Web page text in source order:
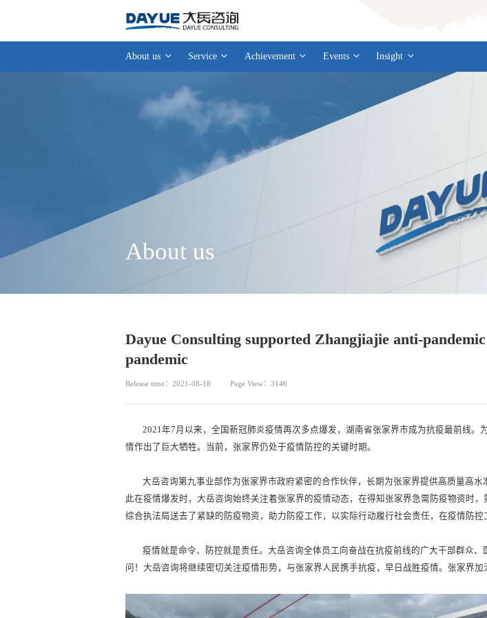
About us Service Achievement Events Insight
About us
Dayue Consulting supported Zhangjiajie anti-
pandemic
Release time：2021-08-18 Page View：3146
2021年7月以来，全国新冠肺炎疫情再次多点爆发，湖南省张家界市成为抗疫最前线
情作出了巨大牺牲。当前，张家界仍处于疫情防控的关键时期。
大岳咨询第九事业部作为张家界市政府紧密的合作伙伴，长期为张家界提供高质量高
此在疫情爆发时，大岳咨询始终关注着张家界的疫情动态，在得知张家界急需防疫物资时
综合执法局送去了紧缺的防疫物资，助力防疫工作，以实际行动履行社会责任，在疫情防控
疫情就是命令、防控就是责任。大岳咨询全体员工向奋战在抗疫前线的广大干部群众
问！大岳咨询将继续密切关注疫情形势，与张家界人民携手抗疫，早日战胜疫情。张家界加